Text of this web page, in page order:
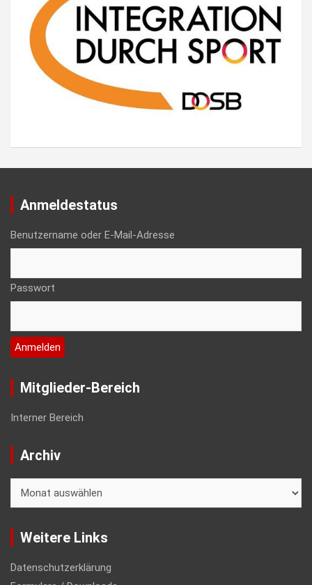
Anmeldestatus
Benutzername oder E-Mail-Adresse
Passwort
Mitglieder-Bereich
Interner Bereich
Archiv
Weitere Links
Datenschutzerklärung